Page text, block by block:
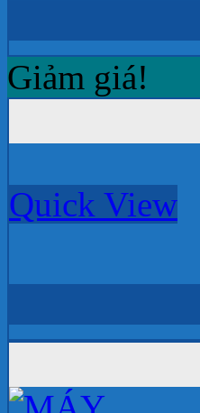
Giảm giá!
Quick View